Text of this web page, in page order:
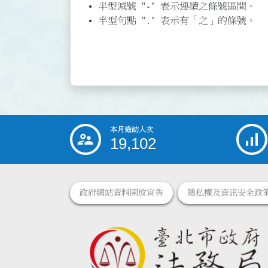
半型減號 "-" 表示連續之條號區間。
半型句點 "." 表示有「之」的條號。
::: 本月造訪人次
19,102
政府網站資料開放宣告 隱私權及資訊安全政